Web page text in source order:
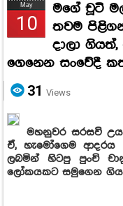
May
10
මගේ චූටි
තවම
දාලා
ගෙනෙන සංවේදී
31 Views
මහනුවර සරසවි
ඒ, හැමෝගෙම ආදරය
ලබමින් හිටපු පුංචි
ලෝකයකට සමුගෙන ගිය